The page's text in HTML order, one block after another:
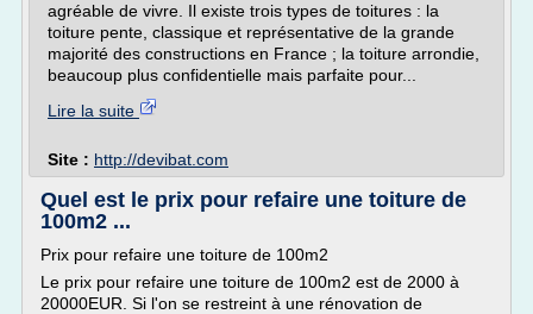
agréable de vivre. Il existe trois types de toitures : la
toiture pente, classique et représentative de la grande
majorité des constructions en France ; la toiture arrondie,
beaucoup plus confidentielle mais parfaite pour...
Lire la suite
Site : http://devibat.com
Quel est le prix pour refaire une toiture de
100m2 ...
Prix pour refaire une toiture de 100m2
Le prix pour refaire une toiture de 100m2 est de 2000 à
20000EUR. Si l'on se restreint à une rénovation de